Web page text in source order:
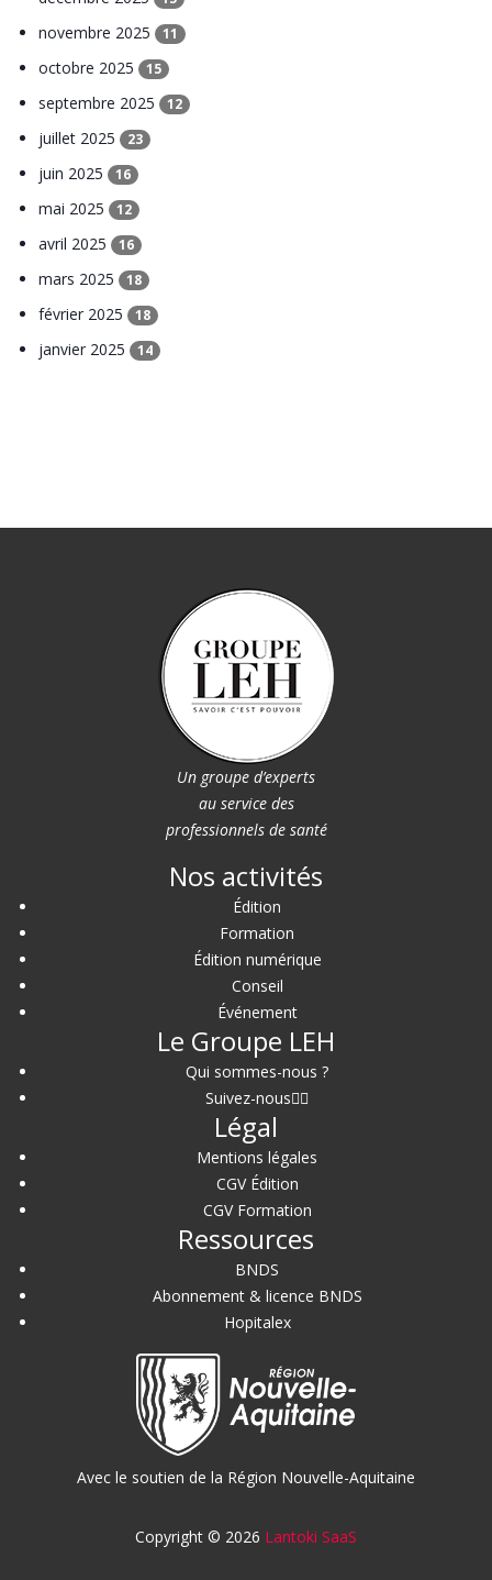
novembre 2025 11
octobre 2025 15
septembre 2025 12
juillet 2025 23
juin 2025 16
mai 2025 12
avril 2025 16
mars 2025 18
février 2025 18
janvier 2025 14
Un groupe d’experts
au service des
professionnels de santé
Nos activités
Édition
Formation
Édition numérique
Conseil
Événement
Le Groupe LEH
Qui sommes-nous ?
Suivez-nous
Légal
Mentions légales
CGV Édition
CGV Formation
Ressources
BNDS
Abonnement & licence BNDS
Hopitalex
Avec le soutien de la Région Nouvelle-Aquitaine
Copyright © 2026 Lantoki SaaS